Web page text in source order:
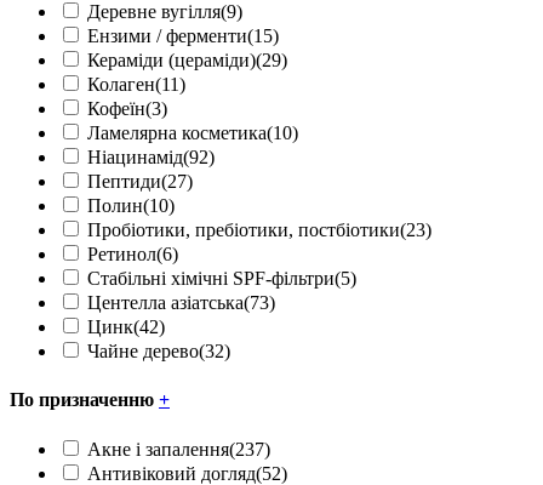
Деревне вугілля(9)
Ензими / ферменти(15)
Кераміди (цераміди)(29)
Колаген(11)
Кофеїн(3)
Ламелярна косметика(10)
Ніацинамід(92)
Пептиди(27)
Полин(10)
Пробіотики, пребіотики, постбіотики(23)
Ретинол(6)
Стабільні хімічні SPF-фільтри(5)
Центелла азіатська(73)
Цинк(42)
Чайне дерево(32)
По призначенню +
Акне і запалення(237)
Антивіковий догляд(52)